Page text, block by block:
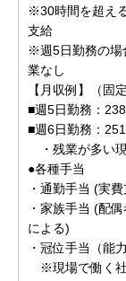
※30時間を超え
支給
※週5日勤務の場
業なし
【月収例】（固
■週5日勤務：
■週6日勤務：
・残業が多い
●各種手当
・通勤手当 (実
・家族手当 (配
による)
・冠位手当（能
※現場で働く社